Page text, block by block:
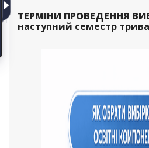
ТЕРМІНИ ПРОВЕДЕННЯ
наступний семестр